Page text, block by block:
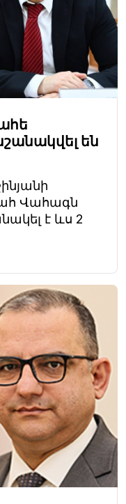
են
Վահագն
է ևս 2